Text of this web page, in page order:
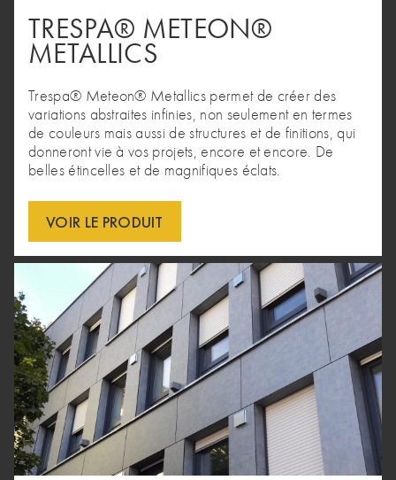
TRESPA® METEON®
METALLICS
Trespa® Meteon® Metallics permet de créer des
variations abstraites infinies, non seulement en termes
de couleurs mais aussi de structures et de finitions, qui
donneront vie à vos projets, encore et encore. De
belles étincelles et de magnifiques éclats.
VOIR LE PRODUIT